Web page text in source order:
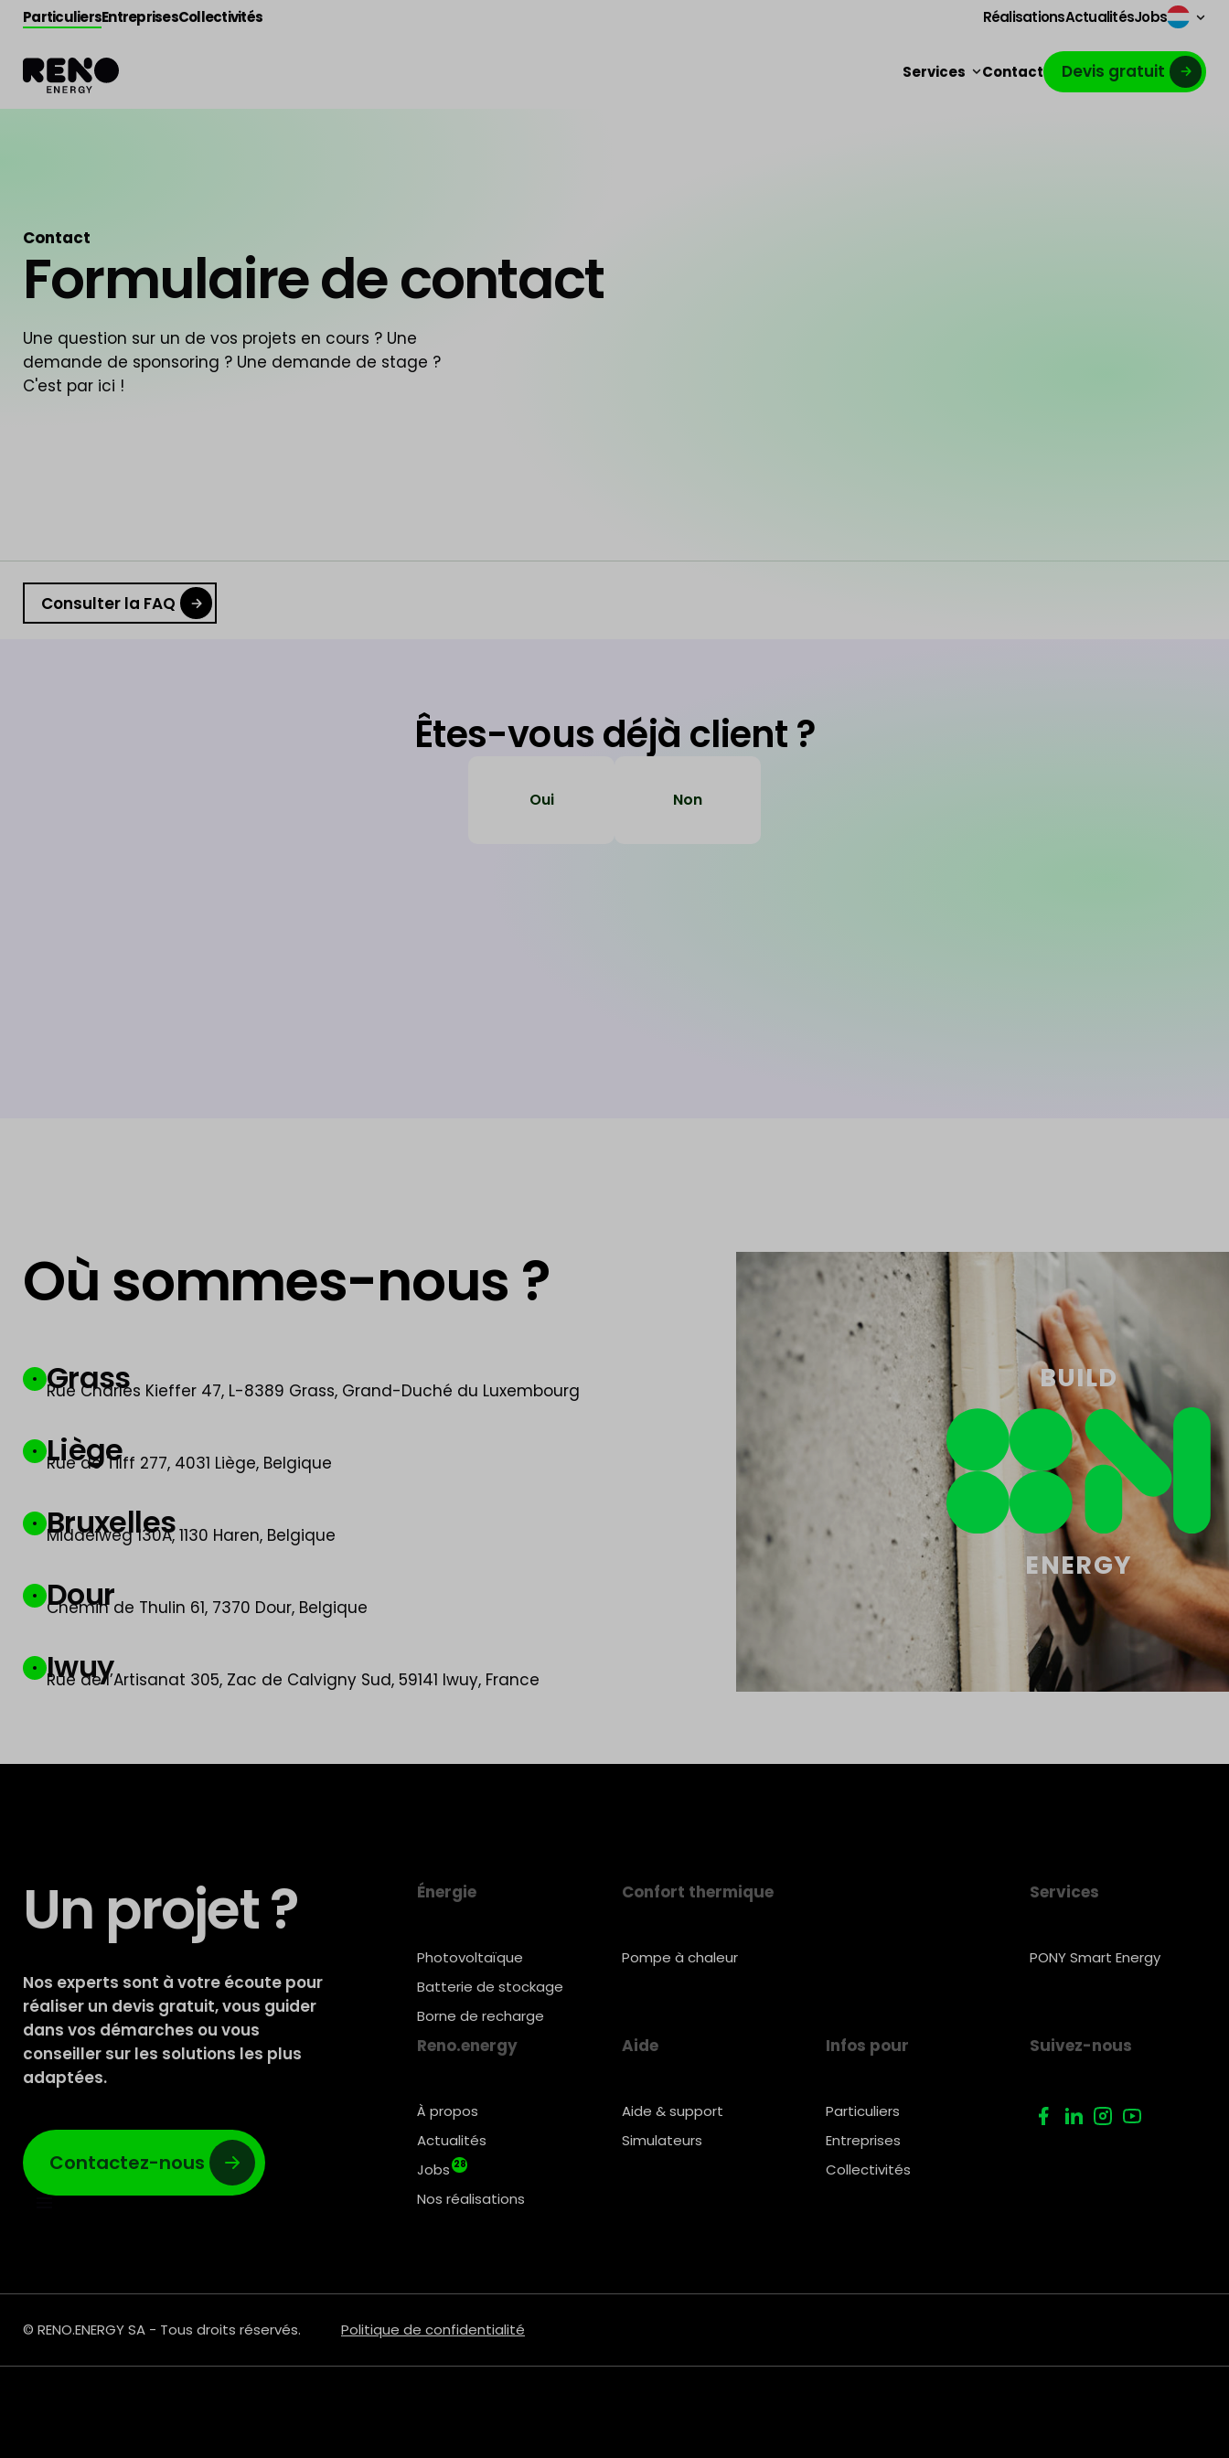
ParticuliersEntreprisesCollectivités RéalisationsActualitésJobs
Services Contact Devis gratuit
Contact
Formulaire de contact
Une question sur un de vos projets en cours ? Une
demande de sponsoring ? Une demande de stage ?
C'est par ici !
Consulter la FAQ
Êtes-vous déjà client ?
Oui Non
Où sommes-nous ?
Grass
Rue Charles Kieffer 47, L-8389 Grass, Grand-Duché du Luxembourg
Liège
Rue de Tilff 277, 4031 Liège, Belgique
Bruxelles
Middelweg 130A, 1130 Haren, Belgique
Dour
Chemin de Thulin 61, 7370 Dour, Belgique
Iwuy
Rue de l’Artisanat 305, Zac de Calvigny Sud, 59141 Iwuy, France
BUILD
ENERGY
Un projet ?
Nos experts sont à votre écoute pour
réaliser un devis gratuit, vous guider
dans vos démarches ou vous
conseiller sur les solutions les plus
adaptées.
Contactez-nous
Énergie
Photovoltaïque
Batterie de stockage
Borne de recharge
Confort thermique
Pompe à chaleur
Services
PONY Smart Energy
Reno.energy
À propos
Actualités
Jobs 28
Nos réalisations
Aide
Aide & support
Simulateurs
Infos pour
Particuliers
Entreprises
Collectivités
Suivez-nous
© RENO.ENERGY SA - Tous droits réservés. Politique de confidentialité